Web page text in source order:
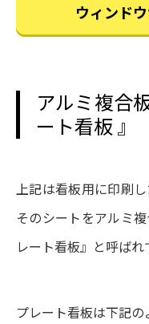
ウィンド
アルミ複合
ート看板 』
上記は看板用に印刷
そのシートをアルミ
レート看板』と呼ばれ
プレート看板は下記